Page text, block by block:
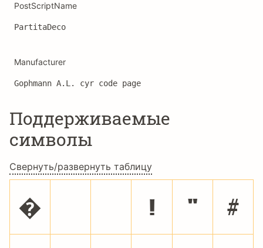
PostScriptName
PartitaDeco
Manufacturer
Gophmann A.L. cyr code page
Поддерживаемые
символы
Свернуть/развернуть таблицу
� ! " #